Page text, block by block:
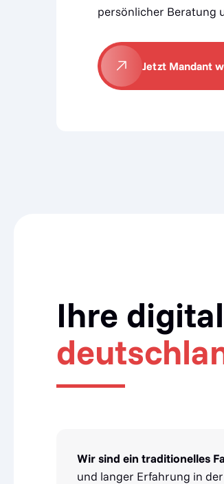
persönlicher Beratung
Jetzt Mandant
Ihre
Wir sind ein traditionelles
und langer Erfahrung in